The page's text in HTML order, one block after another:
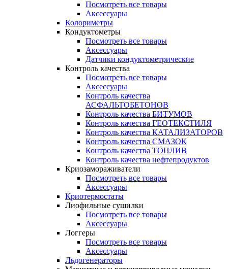
Посмотреть все товары
Аксессуары
Колориметры
Кондуктометры
Посмотреть все товары
Аксессуары
Датчики кондуктометрические
Контроль качества
Посмотреть все товары
Аксессуары
Контроль качества
АСФАЛЬТОБЕТОНОВ
Контроль качества БИТУМОВ
Контроль качества ГЕОТЕКСТИЛЯ
Контроль качества КАТАЛИЗАТОРОВ
Контроль качества СМАЗОК
Контроль качества ТОПЛИВ
Контроль качества нефтепродуктов
Криозамораживатели
Посмотреть все товары
Аксессуары
Криотермостаты
Лиофильные сушилки
Посмотреть все товары
Аксессуары
Логгеры
Посмотреть все товары
Аксессуары
Льдогенераторы